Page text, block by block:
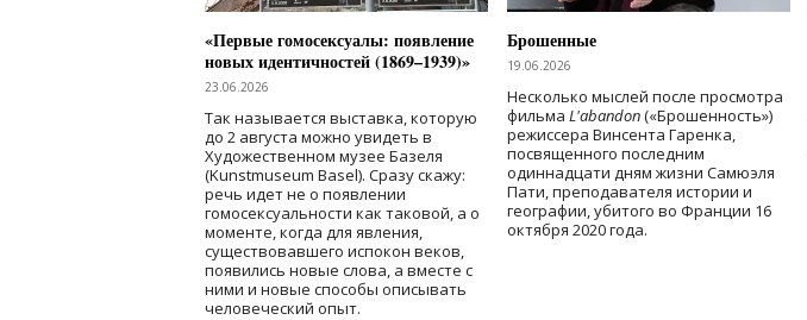
«Первые гомосексуалы: появление
новых идентичностей (1869–1939)»
23.06.2026
Так называется выставка, которую
до 2 августа можно увидеть в
Художественном музее Базеля
(Kunstmuseum Basel). Сразу скажу:
речь идет не о появлении
гомосексуальности как таковой, а о
моменте, когда для явления,
существовавшего испокон веков,
появились новые слова, а вместе с
ними и новые способы описывать
человеческий опыт.
Брошенные
19.06.2026
Несколько мыслей после просмотра
фильма L'abandon(«Брошенность»)
режиссера Винсента Гаренка,
посвященного последним
одиннадцати дням жизни Самюэля
Пати, преподавателя истории и
географии, убитого во Франции 16
октября 2020 года.